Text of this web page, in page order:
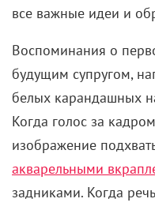
все важные идеи и
Воспоминания о
будущим супругом,
белых карандашных
Когда голос за
изображение
акварельными
задниками. Когда